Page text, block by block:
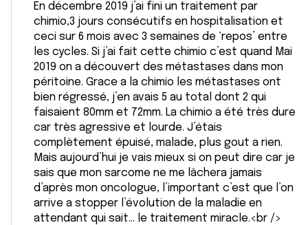
En décembre 2019 j’ai fini un traitement par
chimio,3 jours consécutifs en hospitalisation et
ceci sur 6 mois avec 3 semaines de ‘repos’ entre
les cycles. Si j’ai fait cette chimio c’est quand Mai
2019 on a découvert des métastases dans mon
péritoine. Grace a la chimio les métastases ont
bien régressé, j’en avais 5 au total dont 2 qui
faisaient 80mm et 72mm. La chimio a été très dure
car très agressive et lourde. J’étais
complètement épuisé, malade, plus gout a rien.
Mais aujourd’hui je vais mieux si on peut dire car je
sais que mon sarcome ne me lâchera jamais
d’après mon oncologue, l’important c’est que l’on
arrive a stopper l’évolution de la maladie en
attendant qui sait… le traitement miracle.<br />